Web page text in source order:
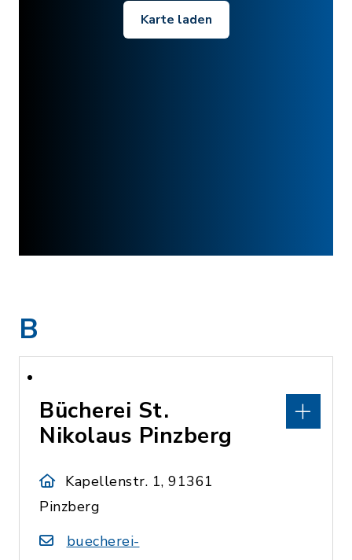
Karte laden
B
Bücherei St.
Nikolaus Pinzberg
Kapellenstr. 1, 91361
Pinzberg
buecherei-